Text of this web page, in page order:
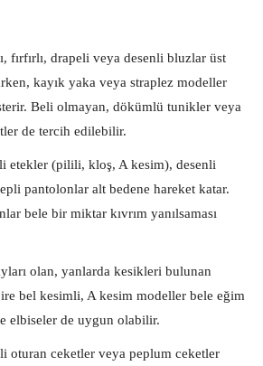
fırfırlı, drapeli veya desenli bluzlar üst
kayık yaka veya straplez modeller
Beli olmayan, dökümlü tunikler veya
de tercih edilebilir.
etekler (pilili, kloş, A kesim), desenli
pantolonlar alt bedene hareket katar.
bele bir miktar kıvrım yanılsaması
olan, yanlarda kesikleri bulunan
bel kesimli, A kesim modeller bele eğim
elbiseler de uygun olabilir.
oturan ceketler veya peplum ceketler